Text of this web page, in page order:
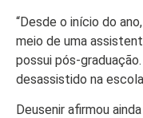
“Desde o início do
meio de uma
possui pós-
desassistido na
Deusenir afirmou